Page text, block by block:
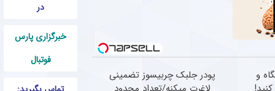
در
خبرگزاری پارس
فوتبال
با پودر جلبک، بدون باشگاه و
پودر جلبک چربیسوز تضمینی